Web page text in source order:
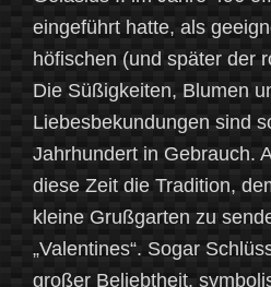
eingeführt hatte, als
höfischen (und später der
Die Süßigkeiten, Blumen
Liebesbekundungen sind
Jahrhundert in Gebrauch.
diese Zeit die Tradition,
kleine Grußgarten zu
„Valentines“. Sogar
großer Beliebtheit,